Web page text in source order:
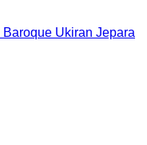
Ukiran Jepara